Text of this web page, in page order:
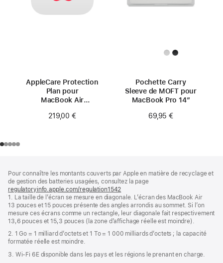
AppleCare Protection
Plan pour
MacBook Air
219,00 €
Pochette Carry
Sleeve de MOFT pour
MacBook Pro 14″
69,95 €
de
page
de
bas
de
page
Pour connaître les montants couverts par Apple en matière de recyclage et
de gestion des batteries usagées, consultez la page
regulatoryinfo.apple.com/regulation1542
dans
une
nouvelle
fenêtre)
1. La taille de l’écran se mesure en diagonale. L’écran des MacBook Air
13 pouces et 15 pouces présente des angles arrondis au sommet. Si l’on
mesure ces écrans comme un rectangle, leur diagonale fait respectivement
13,6 pouces et 15,3 pouces (la zone d’affichage réelle est moindre).
2. 1 Go = 1 milliard d’octets et 1 To = 1 000 milliards d’octets ; la capacité
formatée réelle est moindre.
3. Wi-Fi 6E disponible dans les pays et les régions le prenant en charge.